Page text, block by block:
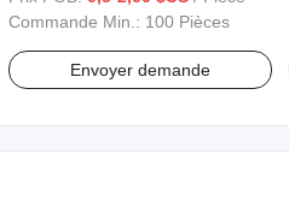
Commande Min.: 100 Pièces
Envoyer demande